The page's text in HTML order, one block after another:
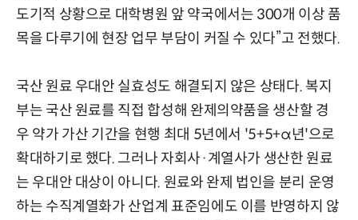
도기적 상황으로 대학병원 앞 약국에서는 300개 이상 품
목을 다루기에 현장 업무 부담이 커질 수 있다”고 전했다.
국산 원료 우대안 실효성도 해결되지 않은 상태다. 복지
부는 국산 원료를 직접 합성해 완제의약품을 생산할 경
우 약가 가산 기간을 현행 최대 5년에서 '5+5+α년'으로
확대하기로 했다. 그러나 자회사·계열사가 생산한 원료
는 우대안 대상이 아니다. 원료와 완제 법인을 분리 운영
하는 수직계열화가 산업계 표준임에도 이를 반영하지 않